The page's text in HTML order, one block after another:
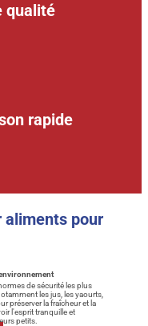
qualité
rapide
aliments pour
de sécurité les plus
les jus, les yaourts,
préserver la fraîcheur et la
l'esprit tranquille et
petits.